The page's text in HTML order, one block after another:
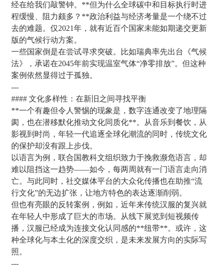
经在给我们敲警钟。**但为什么全球碳中和目标执行时进
程缓慢、阻力颇多？**政治利益与经济考量是一个绕不过
去的难题。仅2021年，就有近百个国家未能如期递交更新
版的气候行动方案。
一些国家倒是在尝试寻求突破。比如瑞典率先出台《气候
法》，承诺在2045年前实现温室气体“净零排放”。但这种
案例依然显得过于孤独。
---
#### 文化多样性：在新旧之间寻找平衡
**一个有趣但令人警惕的现象是，数字连通改变了地理隔
阂，也在潜移默化推动文化同质化**。从音乐到餐饮，从
影视到时尚，年轻一代追逐全球化潮流的同时，传统文化
的保护却没有跟上步伐。
以语言为例，联合国教科文组织致力于挽救濒危语言，却
难以阻挡这一趋势——如今，每两周就有一门语言走向消
亡。与此同时，社交媒体平台的大众化传播也在助推“流
行文化”的无边扩张，让地方特色的表达逐渐削弱。
但也有亮眼的反转案例，例如，近年来传统汉服的复兴就
在年轻人中形成了巨大的市场。从线下展览到短视频传
播，汉服已经成为连接文化认同感的**纽带**。或许，这
种全球化与本土化的深度交织，是未来发展方向的实际写
照。
---